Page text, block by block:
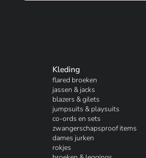
Kleding
flared broeken
jassen & jacks
blazers & gilets
jumpsuits & playsuits
co-ords en sets
zwangerschapsproof items
dames jurken
rokjes